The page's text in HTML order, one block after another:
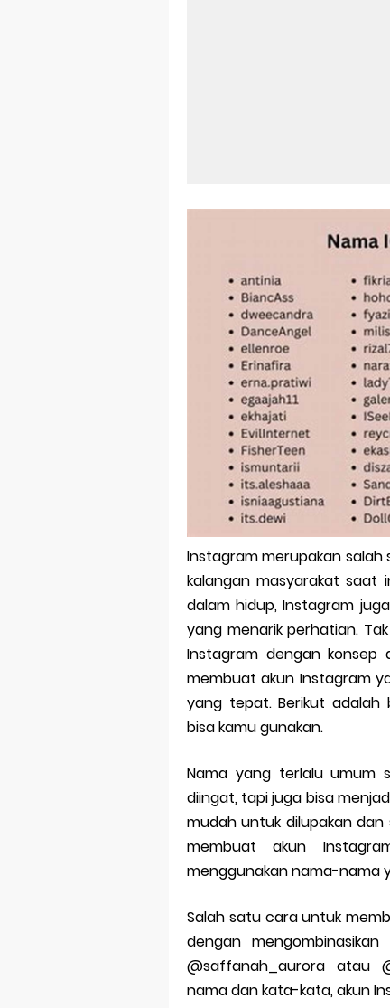
Aplikasi
Power
Foto
Cara Cek
Cara
Bitcoin
Pp Wa
Cara
Simpan
Aplikasi
Siap
Instagram merupakan
kalangan masyarakat saat
dalam hidup, Instagram
yang menarik perhatian.
Instagram dengan konsep
membuat akun Instagram
yang tepat. Berikut adalah
bisa kamu gunakan.
Nama yang terlalu umum
diingat, tapi juga bisa
mudah untuk dilupakan
membuat akun
menggunakan nama-nama
Salah satu cara untuk
dengan
@saffanah_aurora atau
nama dan kata-kata, akun